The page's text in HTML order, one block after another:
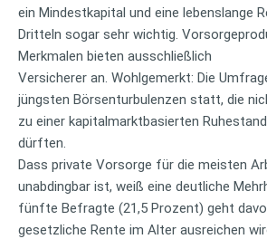
ein Mindestkapital und eine lebenslange
Dritteln sogar sehr wichtig.
Merkmalen bieten ausschließlich
Versicherer an. Wohlgemerkt: Die
jüngsten Börsenturbulenzen statt, die
zu einer kapitalmarktbasierten
dürften.
Dass private Vorsorge für die meisten
unabdingbar ist, weiß eine deutliche
fünfte Befragte (21,5 Prozent) geht
gesetzliche Rente im Alter ausreichen